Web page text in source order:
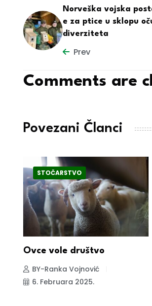
Norveška vojska
e za ptice u sklopu
diverziteta
Prev
Comments are
Povezani Članci
STOČARSTVO
Ovce vole društvo
BY-Ranka Vojnović
6. Februara 2025.